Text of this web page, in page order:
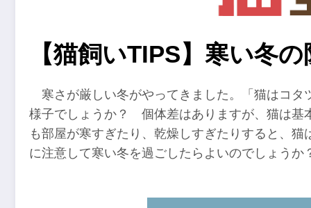
【猫飼いTIPS】寒い冬
寒さが厳しい冬がやってきました。「猫はコ
様子でしょうか？ 個体差はありますが、猫は基
も部屋が寒すぎたり、乾燥しすぎたりすると、
に注意して寒い冬を過ごしたらよいのでしょうか